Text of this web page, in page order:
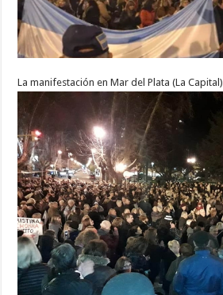
La manifestación en Mar del Plata (La Capital)